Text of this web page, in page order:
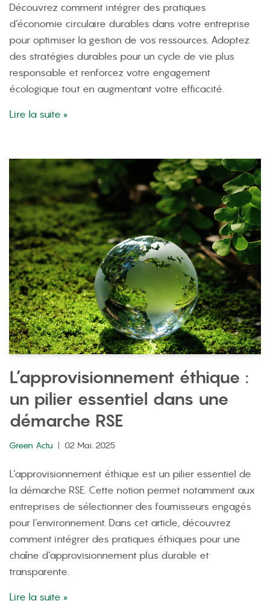
Découvrez comment intégrer des pratiques
d’économie circulaire durables dans votre entreprise
pour optimiser la gestion de vos ressources. Adoptez
des stratégies durables pour un cycle de vie plus
responsable et renforcez votre engagement
écologique tout en augmentant votre efficacité.
Lire la suite »
L’approvisionnement éthique :
un pilier essentiel dans une
démarche RSE
Green Actu 02 Mai. 2025
L’approvisionnement éthique est un pilier essentiel de
la démarche RSE. Cette notion permet notamment aux
entreprises de sélectionner des fournisseurs engagés
pour l’environnement. Dans cet article, découvrez
comment intégrer des pratiques éthiques pour une
chaîne d’approvisionnement plus durable et
transparente.
Lire la suite »